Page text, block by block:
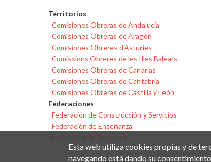
Territorios
Comisiones Obreras de Andalucía
Comisiones Obreras de Aragón
Comisiones Obreres d'Asturies
Comissions Obreres de les Illes Balears
Comisiones Obreras de Canarias
Comisiones Obreras de Cantabria
Comisiones Obreras de Castilla y León
Federaciones
Federación de Construcción y Servicios
Federación de Enseñanza
Esta web utiliza cookies propias y de
navegando está dando su